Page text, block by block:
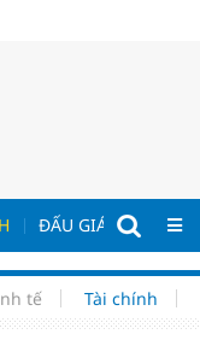
ĐẤU GIÁ - ĐẤU
tế Tài chính